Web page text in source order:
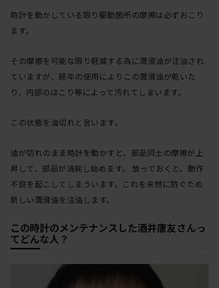
時計を動かしている限り駆動箇所の摩擦は必ずおこり
ます。
その摩擦を可能な限り軽減する為に潤滑油が注油され
ていますが、経年の使用によりこの潤滑油が乾いた
り、内部のほこり等によって汚れてしまいます。
この状態を油切れと言います。
油が切れのまま時計を動かすと、部品同士の摩擦が上
昇して、部品が消耗し始めます。 放っておくと、動作
不良を起こしてしまういます。これを未然に防ぐため
新しい潤滑油を注油します。
この時計のメンテナンスした酒井康友さんっ
てどんな人？